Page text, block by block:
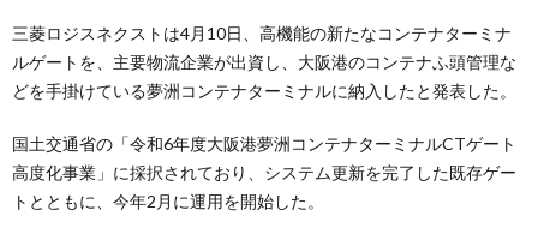
三菱ロジスネクストは4月10日、高機能の新たなコンテナターミナ
ルゲートを、主要物流企業が出資し、大阪港のコンテナふ頭管理な
どを手掛けている夢洲コンテナターミナルに納入したと発表した。
国土交通省の「令和6年度大阪港夢洲コンテナターミナルCTゲート
高度化事業」に採択されており、システム更新を完了した既存ゲー
トとともに、今年2月に運用を開始した。